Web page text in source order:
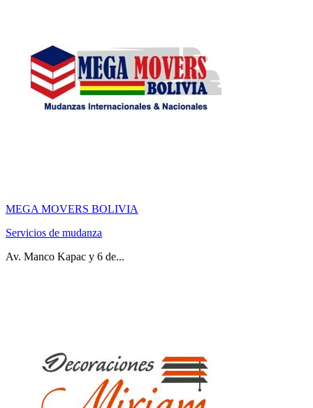
MEGA MOVERS BOLIVIA
Servicios de mudanza
Av. Manco Kapac y 6 de...